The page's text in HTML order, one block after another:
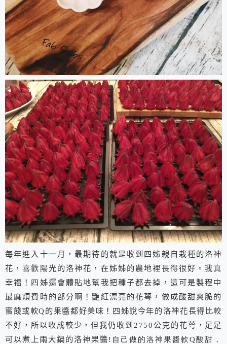
每年進入十一月，最期待的就是收到四姊親自栽種的洛神
花，喜歡陽光的洛神花，在姊姊的農地裡長得很好。我真
幸福！四姊還會體貼地幫我把種子都去掉，這可是製程中
最麻煩費時的部分啊！艷紅漂亮的花萼，做成酸甜爽脆的
蜜餞或軟Q的果醬都好美味！四姊說今年的洛神花長得比較
不好，所以收成較少，但我仍收到 2750公克的花萼，足足
可以煮上兩大鍋的洛神果醬!自己做的洛神果醬軟Q酸甜，